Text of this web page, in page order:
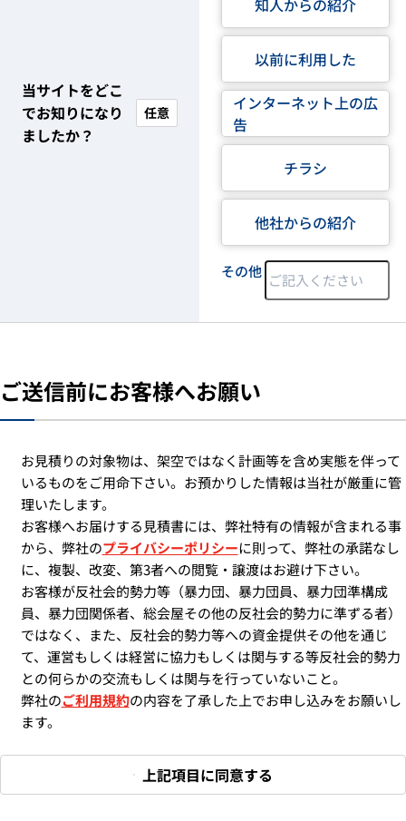
当サイトをどこ
でお知りになり
ましたか？
任意
以前に利用した
インターネット上の広
告
チラシ
他社からの紹介
その他
ご送信前にお客様へお願い
お見積りの対象物は、架空ではなく計画等を含め実態を伴って
いるものをご用命下さい。お預かりした情報は当社が厳重に管
理いたします。
お客様へお届けする見積書には、弊社特有の情報が含まれる事
から、弊社のプライバシーポリシーに則って、弊社の承諾なし
に、複製、改変、第3者への閲覧・譲渡はお避け下さい。
お客様が反社会的勢力等（暴力団、暴力団員、暴力団準構成
員、暴力団関係者、総会屋その他の反社会的勢力に準ずる者）
ではなく、また、反社会的勢力等への資金提供その他を通じ
て、運営もしくは経営に協力もしくは関与する等反社会的勢力
との何らかの交流もしくは関与を行っていないこと。
弊社のご利用規約の内容を了承した上でお申し込みをお願いし
ます。
上記項目に同意する